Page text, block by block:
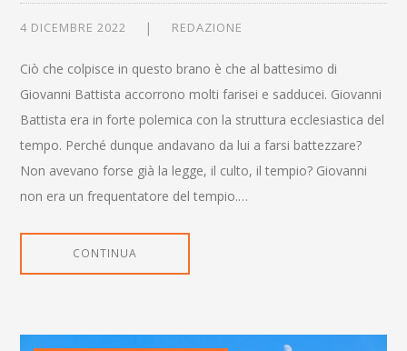
4 DICEMBRE 2022 REDAZIONE
Ciò che colpisce in questo brano è che al battesimo di
Giovanni Battista accorrono molti farisei e sadducei. Giovanni
Battista era in forte polemica con la struttura ecclesiastica del
tempo. Perché dunque andavano da lui a farsi battezzare?
Non avevano forse già la legge, il culto, il tempio? Giovanni
non era un frequentatore del tempio.…
CONTINUA